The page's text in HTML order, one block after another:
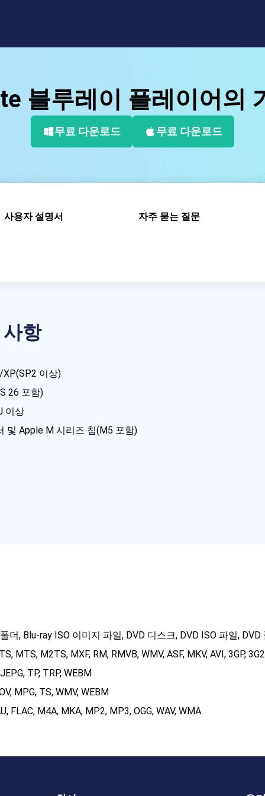
블루레이 플레이어의
무료 다운로드 무료 다운로드
사용자 설명서 자주 묻는 질문
항
이상)
26 포함)
이상
및 Apple M 시리즈 칩(M5 포함)
더, Blu-ray ISO 이미지 파일, DVD 디스크, DVD ISO 파일, DVD
MTS, M2TS, MXF, RM, RMVB, WMV, ASF, MKV, AVI, 3GP,
TP, TRP, WEBM
MPG, TS, WMV, WEBM
FLAC, M4A, MKA, MP2, MP3, OGG, WAV, WMA